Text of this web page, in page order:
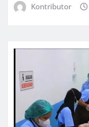
Kontributor